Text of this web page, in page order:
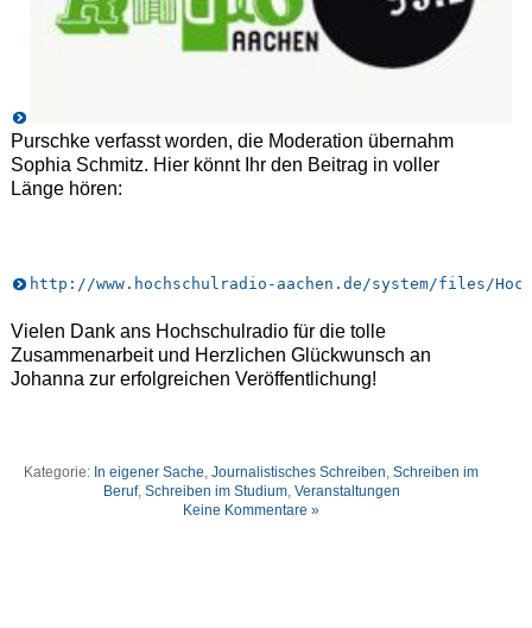
Purschke verfasst worden, die Moderation übernahm
Sophia Schmitz. Hier könnt Ihr den Beitrag in voller
Länge hören:
http://www.hochschulradio-aachen.de/system/files/
Vielen Dank ans Hochschulradio für die tolle
Zusammenarbeit und Herzlichen Glückwunsch an
Johanna zur erfolgreichen Veröffentlichung!
Kategorie: In eigener Sache ,Journalistisches Schreiben ,Schreiben im
Beruf, Schreiben im Studium, Veranstaltungen
Keine Kommentare »